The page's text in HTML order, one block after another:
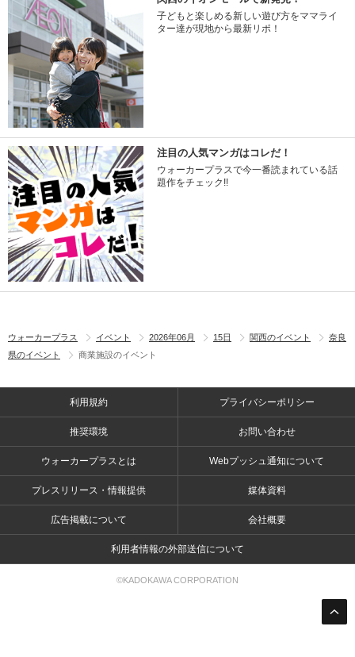
子どもと楽しめる新しい遊び方をママライ
ター達が現地から最新リポ！
注目の人気マンガはコレだ！
ウォーカープラスで今一番読まれている話
題作をチェック!!
ウォーカープラス イベント 2026年06月 15日 関西のイベント
奈良
県のイベント
商業施設のイベント
利用規約 プライバシーポリシー
推奨環境 お問い合わせ
ウォーカープラスとは Webプッシュ通知について
プレスリリース・情報提供 媒体資料
広告掲載について 会社概要
利用者情報の外部送信について
©KADOKAWA CORPORATION